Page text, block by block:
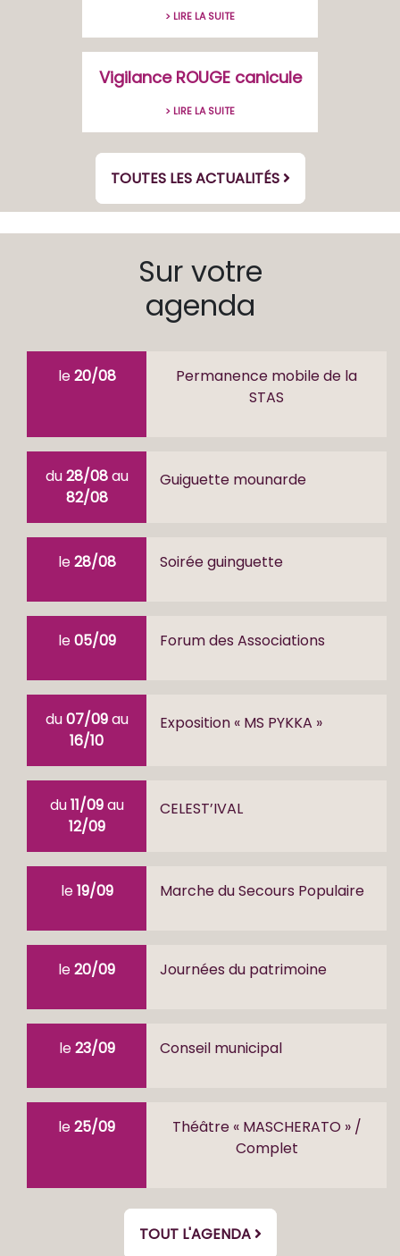
> LIRE LA SUITE
Vigilance ROUGE canicule
> LIRE LA SUITE
TOUTES LES ACTUALITÉS
Sur votre
agenda
le20/08
Permanence mobile de la
STAS
du28/08au
82/08
Guiguette mounarde
le28/08 Soirée guinguette
le05/09 Forum des Associations
du07/09au
16/10
Exposition « MS PYKKA »
du11/09au
12/09
CELEST’IVAL
le19/09 Marche du Secours Populaire
le20/09 Journées du patrimoine
le23/09 Conseil municipal
le25/09
Théâtre « MASCHERATO » /
Complet
TOUT L'AGENDA